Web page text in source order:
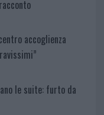
accoglienza
le suite: furto da